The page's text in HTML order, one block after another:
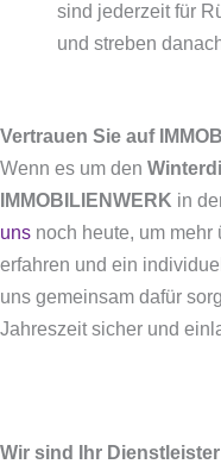
sind jederzeit für
und streben
Vertrauen Sie auf
Wenn es um den
IMMOBILIENWERK in
uns noch heute, um
erfahren und ein
uns gemeinsam dafür
Jahreszeit sicher und
Wir sind Ihr